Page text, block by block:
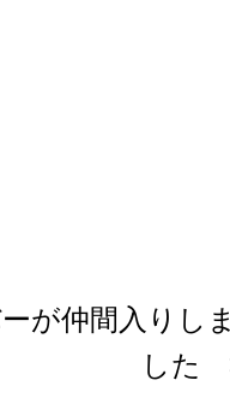
が仲間入りしま
した